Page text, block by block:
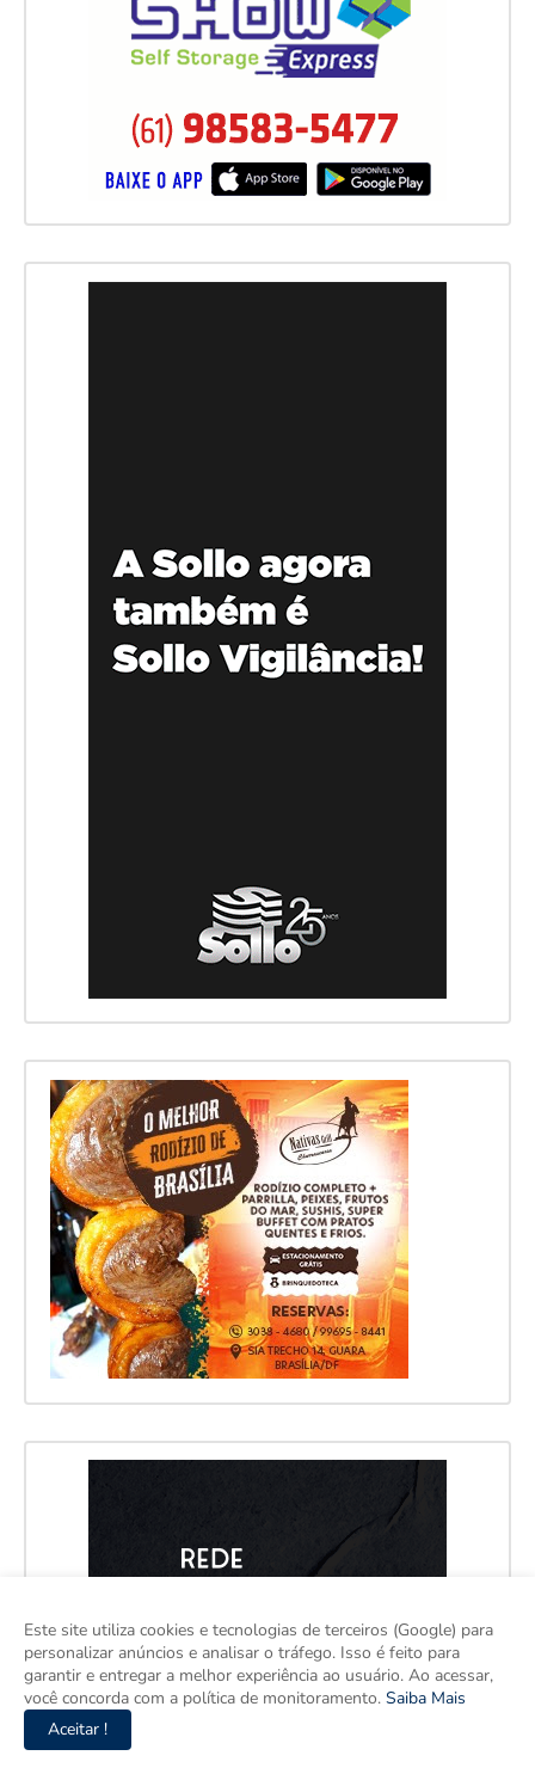
Este site utiliza cookies e tecnologias de terceiros (Google) para
personalizar anúncios e analisar o tráfego. Isso é feito para
garantir e entregar a melhor experiência ao usuário. Ao acessar,
você concorda com a política de monitoramento. Saiba Mais
Aceitar !